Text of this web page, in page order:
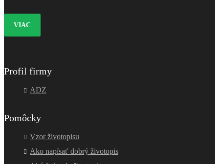
VIAC
Profil firmy
ADZ
Pomôcky
Vzor životopisu
Ako napísať dobrý životopis